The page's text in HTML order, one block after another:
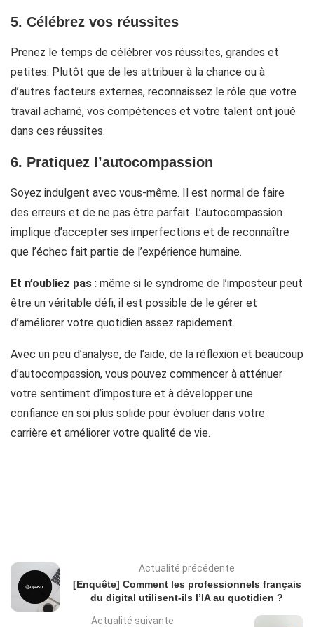
5. Célébrez vos réussites
Prenez le temps de célébrer vos réussites, grandes et
petites. Plutôt que de les attribuer à la chance ou à
d’autres facteurs externes, reconnaissez le rôle que votre
travail acharné, vos compétences et votre talent ont joué
dans ces réussites.
6. Pratiquez l’autocompassion
Soyez indulgent avec vous-même. Il est normal de faire
des erreurs et de ne pas être parfait. L’autocompassion
implique d’accepter ses imperfections et de reconnaître
que l’échec fait partie de l’expérience humaine.
Et n’oubliez pas : même si le syndrome de l’imposteur peut
être un véritable défi, il est possible de le gérer et
d’améliorer votre quotidien assez rapidement.
Avec un peu d’analyse, de l’aide, de la réflexion et beaucoup
d’autocompassion, vous pouvez commencer à atténuer
votre sentiment d’imposture et à développer une
confiance en soi plus solide pour évoluer dans votre
carrière et améliorer votre qualité de vie.
Actualité précédente
[Enquête] Comment les professionnels français
du digital utilisent-ils l’IA au quotidien ?
Actualité suivante